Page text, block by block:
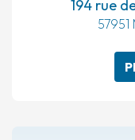
194 rue
57951